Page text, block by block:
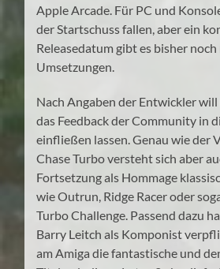
Apple Arcade. Für PC und
der Startschuss fallen, aber ein
Releasedatum gibt es bisher
Umsetzungen.
Nach Angaben der Entwickler
das Feedback der Community in
einfließen lassen. Genau wie der
Chase Turbo versteht sich aber
Fortsetzung als Hommage
wie Outrun, Ridge Racer oder
Turbo Challenge. Passend dazu
Barry Leitch als Komponist
am Amiga die fantastische und